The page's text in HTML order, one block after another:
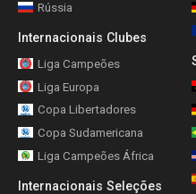
Rússia
Internacionais Clubes
Liga Campeões
Liga Europa
Copa Libertadores
Copa Sudamericana
Liga Campeões África
Internacionais Seleções